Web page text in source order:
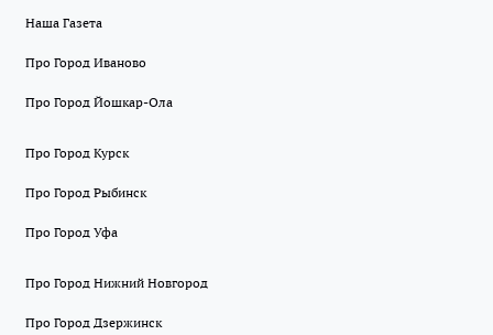
Наша Газета
Про Город Иваново
Про Город Йошкар-Ола
Про Город Курск
Про Город Рыбинск
Про Город Уфа
Про Город Нижний Новгород
Про Город Дзержинск